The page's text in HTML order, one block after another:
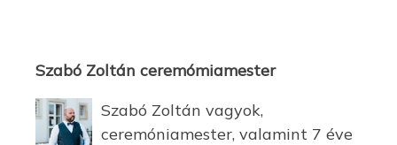
Szabó Zoltán ceremómiamester
Szabó Zoltán vagyok,
ceremóniamester, valamint 7 éve